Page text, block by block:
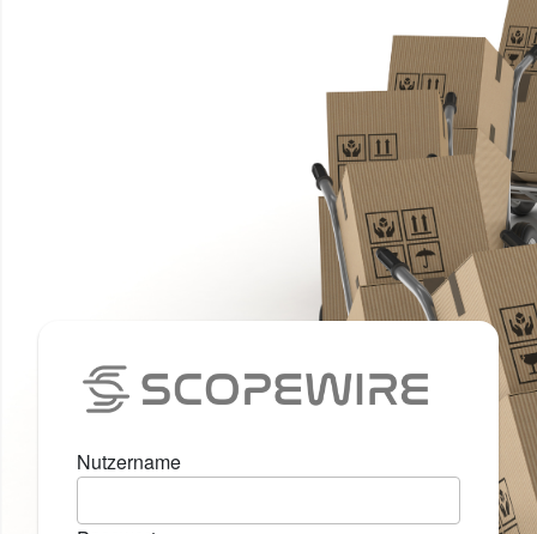
Nutzername